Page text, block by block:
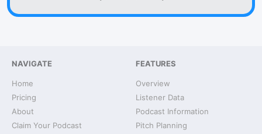
NAVIGATE
Home
Pricing
About
Claim Your Podcast
FEATURES
Overview
Listener Data
Podcast Information
Pitch Planning